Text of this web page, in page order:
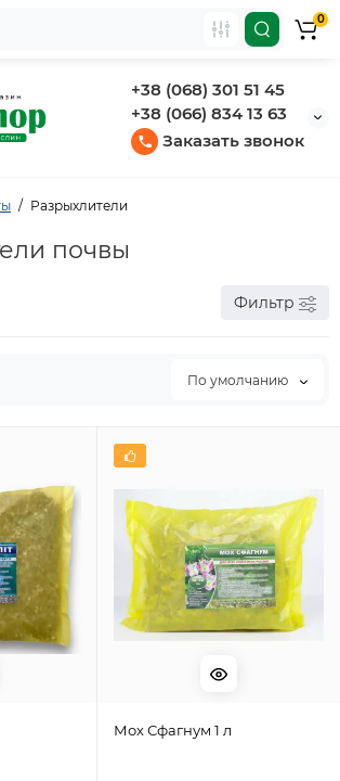
+38 (068) 301 51 45
+38 (066) 834 13 63
Заказать звонок
0
Разрыхлители
почвы
Фильтр
По умолчанию
Мох Сфагнум 1 л